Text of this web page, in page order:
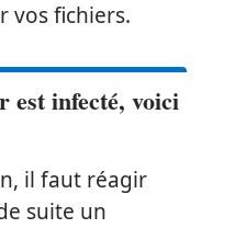
vos fichiers.
est infecté, voici
il faut réagir
suite un